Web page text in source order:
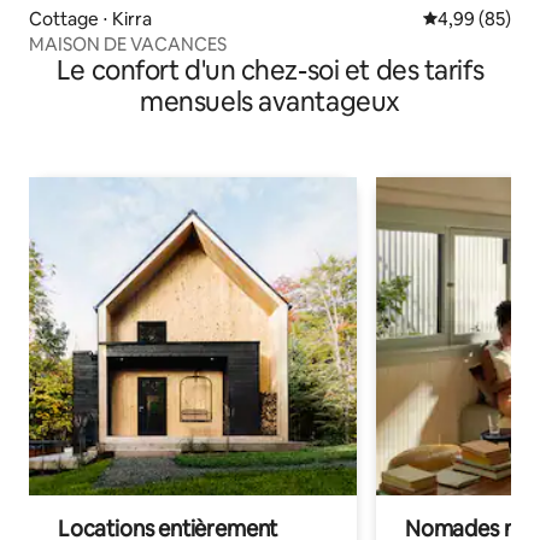
Cottage ⋅ Kirra Évaluation
4,99 (85)
MAISON DE VACANCES
Le confort d'un chez-soi et des tarifs
mensuels avantageux
Locations entièrement Nomades